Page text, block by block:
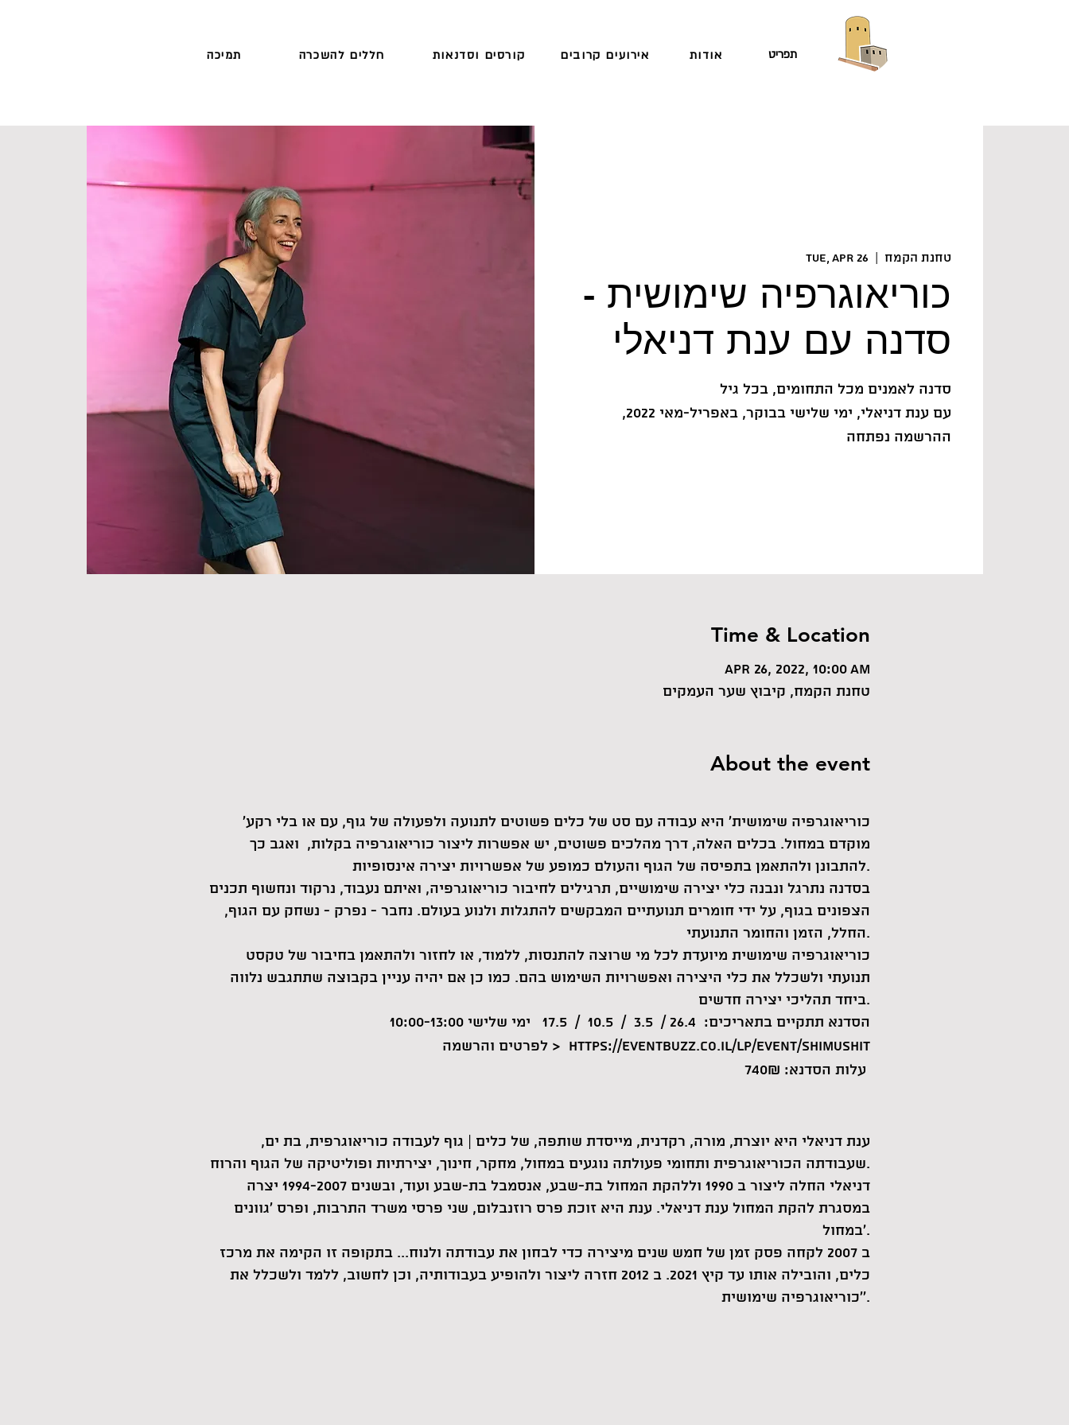
תמיכה חללים להשכרה קורסים וסדנאות אירועים קרובים אודות תפריט
Tue, Apr 26 טחנת הקמח
כוריאוגרפיה שימושית -
סדנה עם ענת דניאלי
סדנה לאמנים מכל התחומים, בכל גיל
עם ענת דניאלי, ימי שלישי בבוקר, באפריל-מאי 2022,
ההרשמה נפתחה
Time & Location
Apr 26, 2022, 10:00 AM
טחנת הקמח, קיבוץ שער העמקים
About the event
'כוריאוגרפיה שימושית' היא עבודה עם סט של כלים פשוטים לתנועה ולפעולה של גוף, עם או בלי רקע
מוקדם במחול. בכלים האלה, דרך מהלכים פשוטים, יש אפשרות ליצור כוריאוגרפיה בקלות, ואגב כך
להתבונן ולהתאמן בתפיסה של הגוף והעולם כמופע של אפשרויות יצירה אינסופיות.
בסדנה נתרגל ונבנה כלי יצירה שימושיים, תרגילים לחיבור כוריאוגרפיה, ואיתם נעבוד, נרקוד ונחשוף תכנים
הצפונים בגוף, על ידי חומרים תנועתיים המבקשים להתגלות ולנוע בעולם. נחבר - נפרק - נשחק עם הגוף,
החלל, הזמן והחומר התנועתי.
כוריאוגרפיה שימושית מיועדת לכל מי שרוצה להתנסות, ללמוד, או לחזור ולהתאמן בחיבור של טקסט
תנועתי ולשכלל את כלי היצירה ואפשרויות השימוש בהם. כמו כן אם יהיה עניין בקבוצה שתתגבש נלווה
ביחד תהליכי יצירה חדשים.
הסדנא תתקיים בתאריכים: 26.4 / 3.5 / 10.5 / 17.5 ימי שלישי 10:00-13:00
לפרטים והרשמה > https://eventbuzz.co.il/lp/event/shimushit
ענת דניאלי היא יוצרת, מורה, רקדנית, מייסדת שותפה, של כלים | גוף לעבודה כוריאוגרפית, בת ים,
שעבודתה הכוריאוגרפית ותחומי פעולתה נוגעים במחול, מחקר, חינוך, יצירתיות ופוליטיקה של הגוף והרוח.
דניאלי החלה ליצור ב 1990 וללהקת המחול בת-שבע, אנסמבל בת-שבע ועוד, ובשנים 1994-2007 יצרה
במסגרת להקת המחול ענת דניאלי. ענת היא זוכת פרס רוזנבלום, שני פרסי משרד התרבות, ופרס 'גוונים
'במחול.
ב 2007 לקחה פסק זמן של חמש שנים מיצירה כדי לבחון את עבודתה ולנוח... בתקופה זו הקימה את מרכז
כלים, והובילה אותו עד קיץ 2021. ב 2012 חזרה ליצור ולהופיע בעבודותיה, וכן לחשוב, ללמד ולשכלל את
'כוריאוגרפיה שימושית'.